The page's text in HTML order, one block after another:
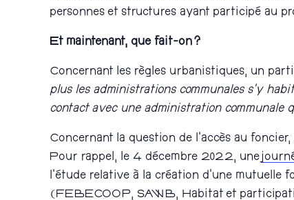
personnes et structures ayant participé au
Et maintenant, que fait-on ?
Concernant les règles urbanistiques, un
plus les administrations communales s’y
contact avec une administration communale
Concernant la question de l’accès au
Pour rappel, le 4 décembre 2022, une
l’étude relative à la création d’une
(FEBECOOP, SAWB, Habitat et